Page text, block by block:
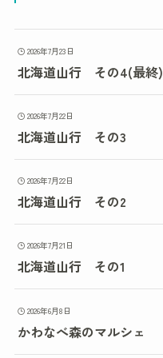
2026年7月23日
北海道山行 その4(最終)
2026年7月22日
北海道山行 その3
2026年7月22日
北海道山行 その2
2026年7月21日
北海道山行 その1
2026年6月8日
かわなべ森のマルシェ